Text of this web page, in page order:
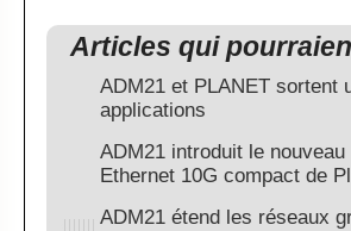
Articles qui
ADM21 et PLANET sortent
applications
ADM21 introduit le
Ethernet 10G compact de
ADM21 étend les réseaux